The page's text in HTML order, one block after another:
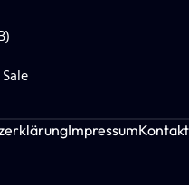
ImpressumKontakt